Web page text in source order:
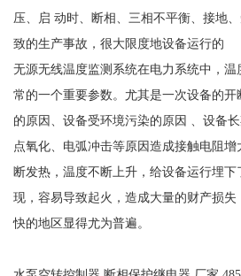
压、启 动时、断相、三相不平衡、接地
致的生产事故，很大限度地设备运行的
无源无线温度监测系统在电力系统中，
常的一个重要参数。尤其是一次设备的
的原因、设备受环境污染的原因
、设备
点氧化、电弧冲击等原因造成接触电阻
断发热，温度不断上升，给设备运行埋
现，容易导致起火，造成大量的财产损
快的地区显得尤为普遍。